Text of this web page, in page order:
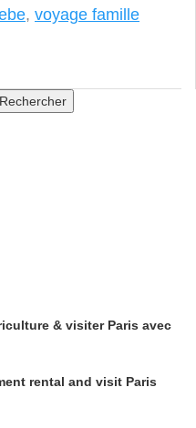
, voyage famille
& visiter Paris avec
rental and visit Paris